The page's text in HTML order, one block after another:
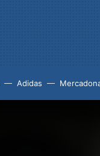
Adidas